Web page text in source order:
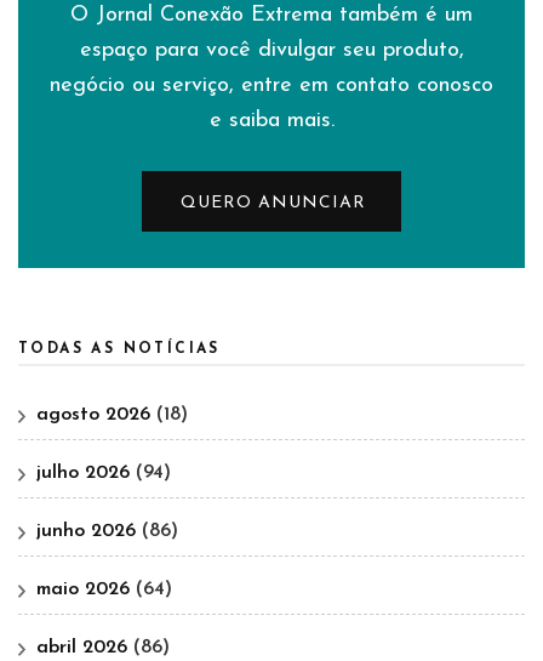
O Jornal Conexão Extrema também é um
espaço para você divulgar seu produto,
negócio ou serviço, entre em contato conosco
e saiba mais.
QUERO ANUNCIAR
TODAS AS NOTÍCIAS
agosto 2026 (18)
julho 2026 (94)
junho 2026 (86)
maio 2026 (64)
abril 2026 (86)